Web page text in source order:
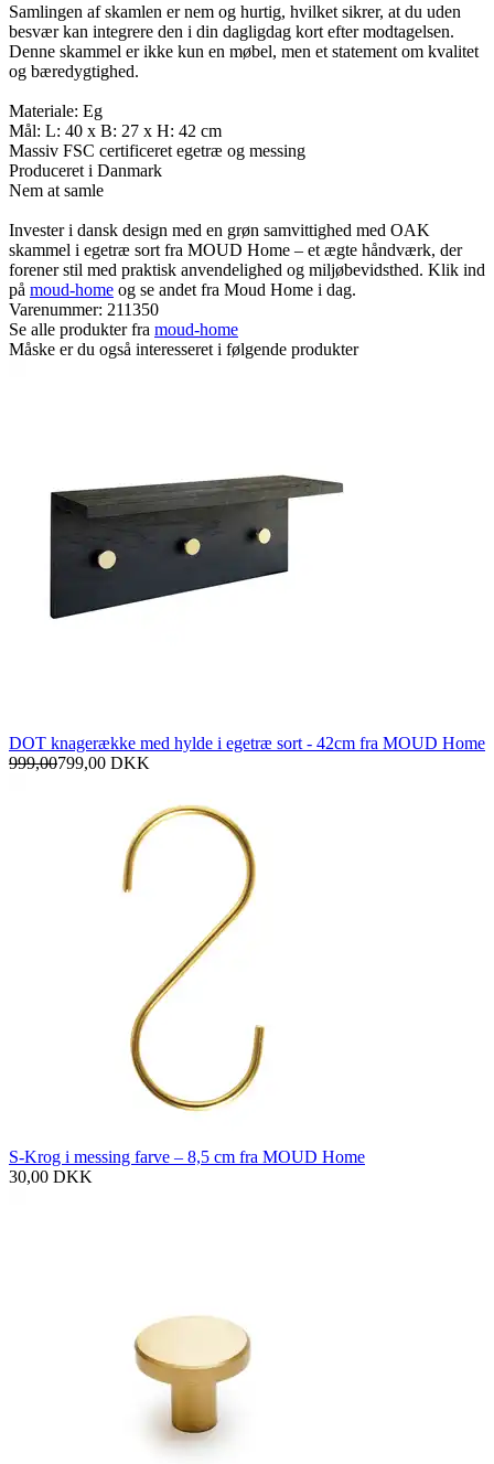
Samlingen af skamlen er nem og hurtig, hvilket sikrer, at du uden
besvær kan integrere den i din dagligdag kort efter modtagelsen.
Denne skammel er ikke kun en møbel, men et statement om kvalitet
og bæredygtighed.
Materiale: Eg
Mål: L: 40 x B: 27 x H: 42 cm
Massiv FSC certificeret egetræ og messing
Produceret i Danmark
Nem at samle
Invester i dansk design med en grøn samvittighed med OAK
skammel i egetræ sort fra MOUD Home – et ægte håndværk, der
forener stil med praktisk anvendelighed og miljøbevidsthed. Klik ind
på moud-home og se andet fra Moud Home i dag.
Varenummer: 211350
Se alle produkter fra moud-home
Måske er du også interesseret i følgende produkter
DOT knagerække med hylde i egetræ sort - 42cm fra MOUD Home
999,00799,00 DKK
S-Krog i messing farve – 8,5 cm fra MOUD Home
30,00 DKK